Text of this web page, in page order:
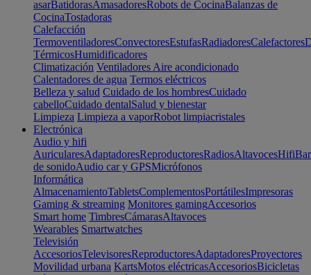
asarBatidorasAmasadoresRobots de CocinaBalanzas de
CocinaTostadoras
Calefacción
TermoventiladoresConvectoresEstufasRadiadoresCalefactores
TérmicosHumidificadores
Climatización Ventiladores Aire acondicionado
Calentadores de agua Termos eléctricos
Belleza y salud Cuidado de los hombresCuidado
cabelloCuidado dentalSalud y bienestar
Limpieza Limpieza a vaporRobot limpiacristales
Electrónica
Audio y hifi
AuricularesAdaptadoresReproductoresRadiosAltavocesHifi
de sonidoAudio car y GPSMicrófonos
Informática
AlmacenamientoTabletsComplementosPortátilesImpresoras
Gaming & streaming Monitores gamingAccesorios
Smart home TimbresCámarasAltavoces
Wearables Smartwatches
Televisión
AccesoriosTelevisoresReproductoresAdaptadoresProyectores
Movilidad urbana KartsMotos eléctricasAccesoriosBicicletas